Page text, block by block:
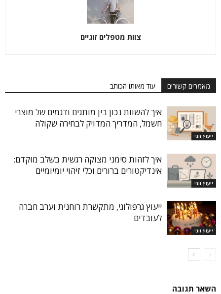
צוות מטפלים זוגיים
מאמרים קשורים עוד מאותו הכותב
ייעוץ זוגי
איך להשוות נכון בין מותגים ודגמים של מוצרי
חשמל, המדריך המדויק לבחירה שקולה
ייעוץ זוגי
איך לזהות סימני מצוקה רגשית בשלב מוקדם:
אינדיקטורים ברורים וכלי זיהוי יומיומיים
ייעוץ זוגי
ייעוץ גרפולוגי, מתקשרת רוחנית וערב חברה
לעובדים
השאר תגובה